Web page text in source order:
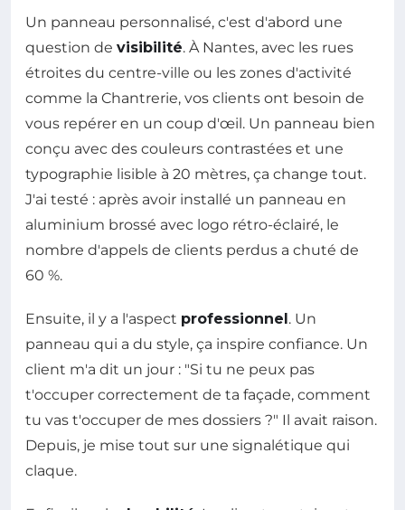
Un panneau personnalisé, c'est d'abord une
question de visibilité. À Nantes, avec les rues
étroites du centre-ville ou les zones d'activité
comme la Chantrerie, vos clients ont besoin de
vous repérer en un coup d'œil. Un panneau bien
conçu avec des couleurs contrastées et une
typographie lisible à 20 mètres, ça change tout.
J'ai testé : après avoir installé un panneau en
aluminium brossé avec logo rétro-éclairé, le
nombre d'appels de clients perdus a chuté de
60 %.
Ensuite, il y a l'aspect professionnel. Un
panneau qui a du style, ça inspire confiance. Un
client m'a dit un jour : "Si tu ne peux pas
t'occuper correctement de ta façade, comment
tu vas t'occuper de mes dossiers ?" Il avait raison.
Depuis, je mise tout sur une signalétique qui
claque.